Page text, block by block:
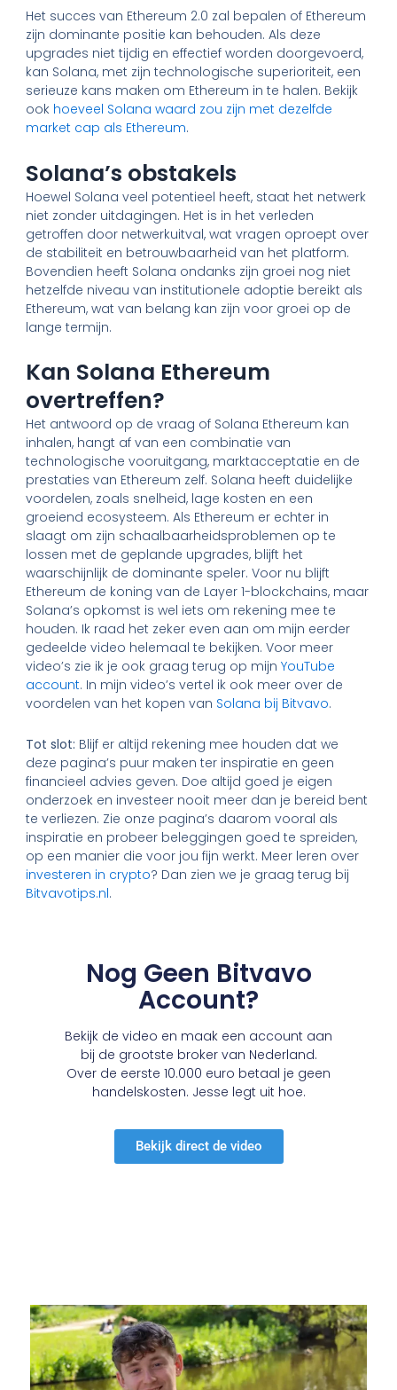
Het succes van Ethereum 2.0 zal bepalen of Ethereum
zijn dominante positie kan behouden. Als deze
upgrades niet tijdig en effectief worden doorgevoerd,
kan Solana, met zijn technologische superioriteit, een
serieuze kans maken om Ethereum in te halen. Bekijk
ook hoeveel Solana waard zou zijn met dezelfde
market cap als Ethereum.
Solana’s obstakels
Hoewel Solana veel potentieel heeft, staat het netwerk
niet zonder uitdagingen. Het is in het verleden
getroffen door netwerkuitval, wat vragen oproept over
de stabiliteit en betrouwbaarheid van het platform.
Bovendien heeft Solana ondanks zijn groei nog niet
hetzelfde niveau van institutionele adoptie bereikt als
Ethereum, wat van belang kan zijn voor groei op de
lange termijn.
Kan Solana Ethereum
overtreffen?
Het antwoord op de vraag of Solana Ethereum kan
inhalen, hangt af van een combinatie van
technologische vooruitgang, marktacceptatie en de
prestaties van Ethereum zelf. Solana heeft duidelijke
voordelen, zoals snelheid, lage kosten en een
groeiend ecosysteem. Als Ethereum er echter in
slaagt om zijn schaalbaarheidsproblemen op te
lossen met de geplande upgrades, blijft het
waarschijnlijk de dominante speler. Voor nu blijft
Ethereum de koning van de Layer 1-blockchains, maar
Solana’s opkomst is wel iets om rekening mee te
houden. Ik raad het zeker even aan om mijn eerder
gedeelde video helemaal te bekijken. Voor meer
video’s zie ik je ook graag terug op mijnYouTube
account. In mijn video’s vertel ik ook meer over de
voordelen van het kopen van Solana bij Bitvavo.
Tot slot: Blijf er altijd rekening mee houden dat we
deze pagina’s puur maken ter inspiratie en geen
financieel advies geven. Doe altijd goed je eigen
onderzoek en investeer nooit meer dan je bereid bent
te verliezen. Zie onze pagina’s daarom vooral als
inspiratie en probeer beleggingen goed te spreiden,
op een manier die voor jou fijn werkt. Meer leren over
investeren in crypto? Dan zien we je graag terug bij
Bitvavotips.nl.
Nog Geen Bitvavo
Account?
Bekijk de video en maak een account aan
bij de grootste broker van Nederland.
Over de eerste 10.000 euro betaal je geen
handelskosten. Jesse legt uit hoe.
Bekijk direct de video